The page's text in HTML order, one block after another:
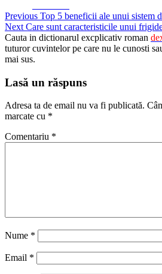
Continue
Reading
Previous Top 5 beneficii ale unui sistem
Next Care sunt caracteristicile unui
Cauta in dictionarul excplicativ roman
tuturor cuvintelor pe care nu le cunosti
mai sus.
Lasă un răspuns
Adresa ta de email nu va fi publicată.
marcate cu *
Comentariu *
Nume *
Email *